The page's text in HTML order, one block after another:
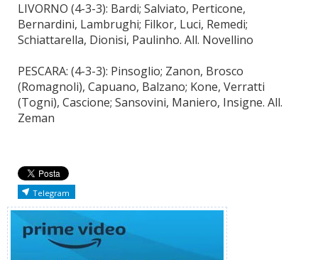
LIVORNO (4-3-3): Bardi; Salviato, Perticone,
Bernardini, Lambrughi; Filkor, Luci, Remedi;
Schiattarella, Dionisi, Paulinho. All. Novellino
PESCARA: (4-3-3): Pinsoglio; Zanon, Brosco
(Romagnoli), Capuano, Balzano; Kone, Verratti
(Togni), Cascione; Sansovini, Maniero, Insigne. All.
Zeman
Telegram